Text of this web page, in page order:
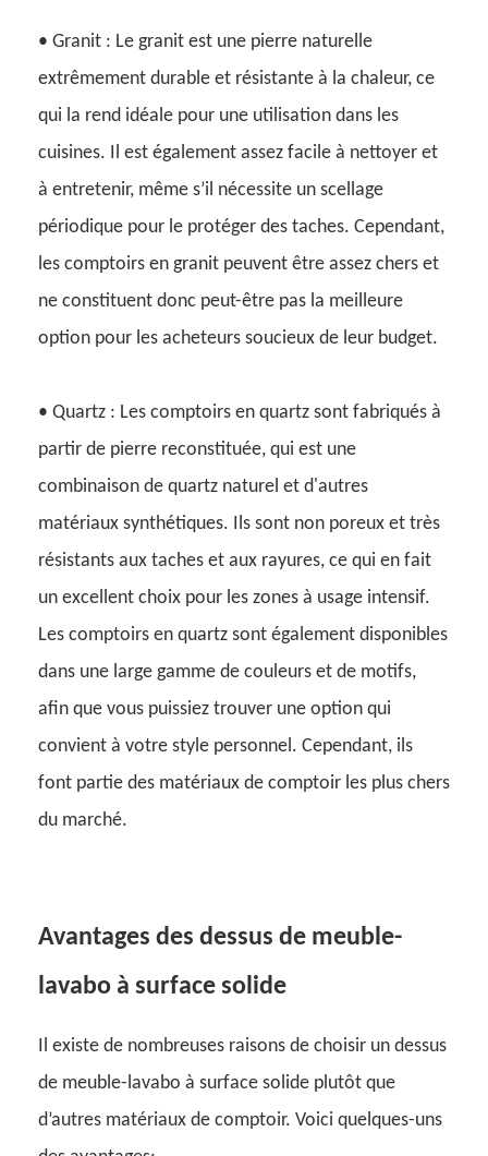
• Granit : Le granit est une pierre naturelle
extrêmement durable et résistante à la chaleur, ce
qui la rend idéale pour une utilisation dans les
cuisines. Il est également assez facile à nettoyer et
à entretenir, même s’il nécessite un scellage
périodique pour le protéger des taches. Cependant,
les comptoirs en granit peuvent être assez chers et
ne constituent donc peut-être pas la meilleure
option pour les acheteurs soucieux de leur budget.
• Quartz : Les comptoirs en quartz sont fabriqués à
partir de pierre reconstituée, qui est une
combinaison de quartz naturel et d'autres
matériaux synthétiques. Ils sont non poreux et très
résistants aux taches et aux rayures, ce qui en fait
un excellent choix pour les zones à usage intensif.
Les comptoirs en quartz sont également disponibles
dans une large gamme de couleurs et de motifs,
afin que vous puissiez trouver une option qui
convient à votre style personnel. Cependant, ils
font partie des matériaux de comptoir les plus chers
du marché.
Avantages des dessus de meuble-
lavabo à surface solide
Il existe de nombreuses raisons de choisir un dessus
de meuble-lavabo à surface solide plutôt que
d’autres matériaux de comptoir. Voici quelques-uns